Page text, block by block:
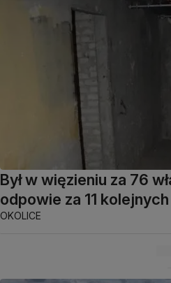
Był w więzieniu za 76
odpowie za 11 kolejnych
OKOLICE